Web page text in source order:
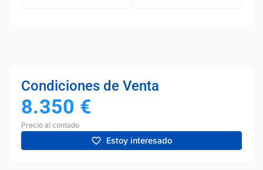
Condiciones de Venta
8.350 €
Precio al contado
Estoy interesado